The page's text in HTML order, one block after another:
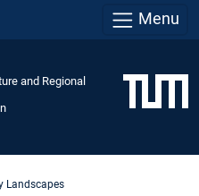
Menu
and Regional
Landscapes